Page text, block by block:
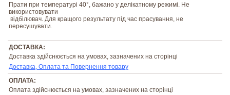
Прати при температурі 40°, бажано у делікатному режимі. Не
використовувати
відбілювач. Для кращого результату під час прасування, не
пересушувати.
ДОСТАВКА:
Доставка здійснюється на умовах, зазначених на сторінці
Доставка, Оплата та Повернення товару
ОПЛАТА:
Оплата здійснюється на умовах, зазначених на сторінці